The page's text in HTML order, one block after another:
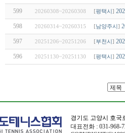
599 20260308~20260308 [평택시 ]
598 20260314~20260315 [남양주시 ]
597 20251206~20251206 [부천시 ]
596 20251130~20251130 [평택시 ]
경기도 고양시 호국
대표전화 : 031-968-